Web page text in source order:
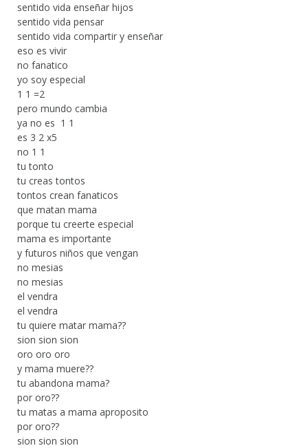
sentido vida enseñar hijos
sentido vida pensar
sentido vida compartir y enseñar
eso es vivir
no fanatico
yo soy especial
1 1 =2
pero mundo cambia
ya no es 1 1
es 3 2 x5
no 1 1
tu tonto
tu creas tontos
tontos crean fanaticos
que matan mama
porque tu creerte especial
mama es importante
y futuros niños que vengan
no mesias
no mesias
el vendra
el vendra
tu quiere matar mama??
sion sion sion
oro oro oro
y mama muere??
tu abandona mama?
por oro??
tu matas a mama aproposito
por oro??
sion sion sion